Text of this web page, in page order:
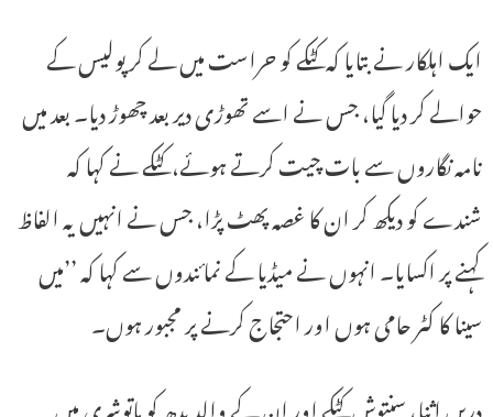
ایک اہلکار نے بتایا کہ کٹکے کو حراست میں لے کر پولیس کے
حوالے کر دیا گیا، جس نے اسے تھوڑی دیر بعد چھوڑ دیا۔ بعد میں
نامہ نگاروں سے بات چیت کرتے ہوئے، کٹکے نے کہا کہ
شندے کو دیکھ کر ان کا غصہ پھٹ پڑا، جس نے انہیں یہ الفاظ
کہنے پر اکسایا۔ انہوں نے میڈیا کے نمائندوں سے کہا کہ ’’میں
سینا کا کٹر حامی ہوں اور احتجاج کرنے پر مجبور ہوں۔